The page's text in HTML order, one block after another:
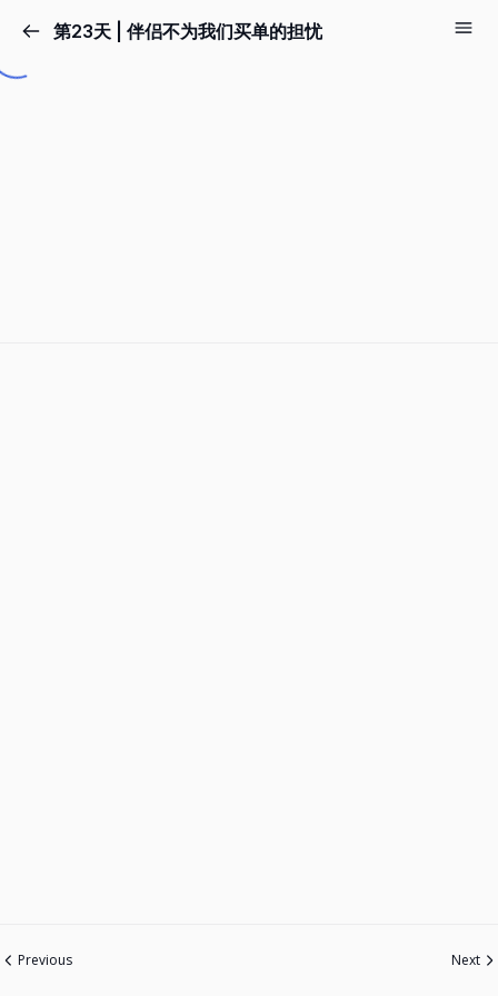
第23天 | 伴侣不为我们买单的担忧
Previous Next